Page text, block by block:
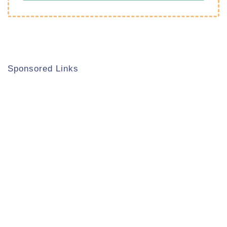
Sponsored Links